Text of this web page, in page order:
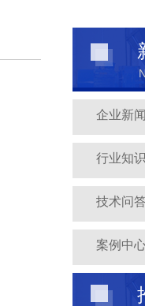
企业新闻
行业知识
技术问
案例中